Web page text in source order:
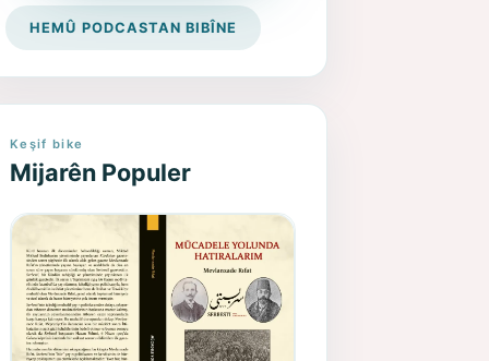
HEMÛ PODCASTAN BIBÎNE
Keşif bike
Mijarên Populer